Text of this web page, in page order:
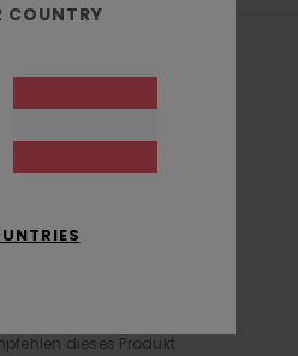
Bewertung
/5
dieses Produkt
COUNTRY